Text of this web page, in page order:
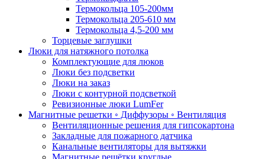
Термокольца 105-200мм
Термокольца 205-610 мм
Термокольца 4,5-200 мм
Торцевые заглушки
Люки для натяжного потолка
Комплектующие для люков
Люки без подсветки
Люки на заказ
Люки с контурной подсветкой
Ревизионные люки LumFer
Магнитные решетки ◦ Диффузоры ◦ Вентиляция
Вентиляционные решения для гипсокартона
Закладные для пожарного датчика
Канальные вентиляторы для вытяжки
Магнитные решётки круглые